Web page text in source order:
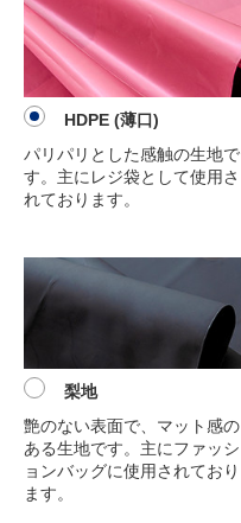
HDPE (薄口)
パリパリとした感触の生地で
す。主にレジ袋として使用さ
れております。
梨地
艶のない表面で、マット感の
ある生地です。主にファッシ
ョンバッグに使用されており
ます。